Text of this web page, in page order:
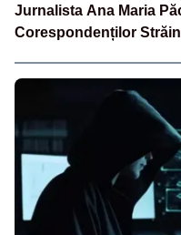
Jurnalista Ana Maria
Corespondenților